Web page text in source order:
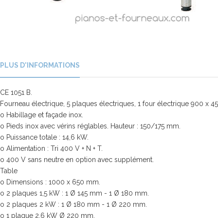
PLUS D'INFORMATIONS
CE 1051 B.
Fourneau électrique, 5 plaques électriques, 1 four électrique 900 x
o Habillage et façade inox.
o Pieds inox avec vérins réglables. Hauteur : 150/175 mm.
o Puissance totale : 14,6 kW.
o Alimentation : Tri 400 V + N + T.
o 400 V sans neutre en option avec supplément.
Table
o Dimensions : 1000 x 650 mm.
o 2 plaques 1,5 kW : 1 Ø 145 mm - 1 Ø 180 mm.
o 2 plaques 2 kW : 1 Ø 180 mm - 1 Ø 220 mm.
o 1 plaque 2,6 kW Ø 220 mm.